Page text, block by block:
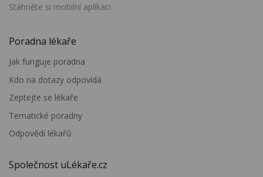
Stáhněte si mobilní aplikaci
Poradna lékaře
Jak funguje poradna
Kdo na dotazy odpovídá
Zeptejte se lékaře
Tematické poradny
Odpovědi lékařů
Společnost uLékaře.cz